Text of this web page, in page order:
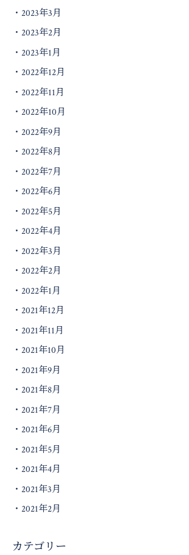
2023年3月
2023年2月
2023年1月
2022年12月
2022年11月
2022年10月
2022年9月
2022年8月
2022年7月
2022年6月
2022年5月
2022年4月
2022年3月
2022年2月
2022年1月
2021年12月
2021年11月
2021年10月
2021年9月
2021年8月
2021年7月
2021年6月
2021年5月
2021年4月
2021年3月
2021年2月
カテゴリー